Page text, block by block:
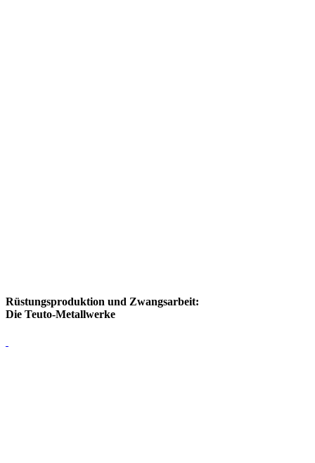
Rüstungsproduktion und Zwangsarbeit:
Die Teuto-Metallwerke